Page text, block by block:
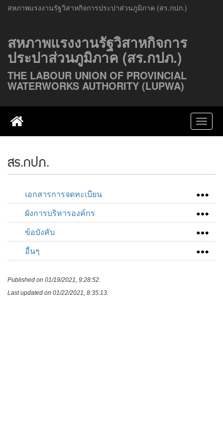
สหภาพแรงงานรัฐวิสาหกิจการประปาส่วนภูมิภาค (สร.กปภ.)
สหภาพแรงงานรัฐวิสาหกิจการ
ประปาส่วนภูมิภาค (สร.กปภ.)
THE LABOUR UNION OF PROVINCIAL
WATERWORKS AUTHORITY (LUPWA)
สร.กปภ.
เอกสารการจดทะเบียน
ผังการบริหารองค์กร
ข้อบังคับ
อื่นๆ
Published on 01/19/2021, 9:28:52.
Last updated on 01/22/2021, 8:35:13.